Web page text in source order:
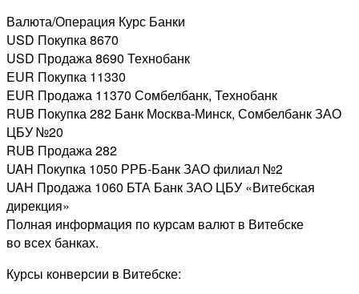
Валюта/Операция Курс Банки
USD Покупка 8670
USD Продажа 8690 Технобанк
EUR Покупка 11330
EUR Продажа 11370 Сомбелбанк, Технобанк
RUB Покупка 282 Банк Москва-Минск, Сомбелбанк ЗАО
ЦБУ №20
RUB Продажа 282
UAH Покупка 1050 РРБ-Банк ЗАО филиал №2
UAH Продажа 1060 БТА Банк ЗАО ЦБУ «Витебская
дирекция»
Полная информация по курсам валют в Витебске
во всех банках.
Курсы конверсии в Витебске: